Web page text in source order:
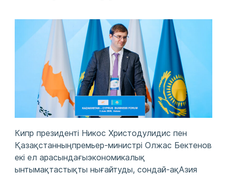
Кипр президенті Никос Христодулидис пен
Қазақстанныңпремьер-министрі Олжас Бектенов
екі ел арасындағыэкономикалық
ынтымақтастықты нығайтуды, сондай-ақАзия